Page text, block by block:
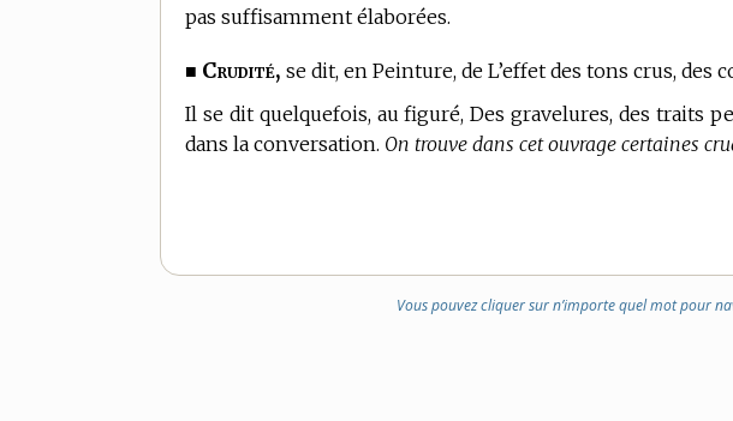
pas suffisamment élaborées.
■ Crudité, se dit, en Peinture, de L’effet des tons crus, des
Il se dit quelquefois, au figuré, Des gravelures, des traits
dans la conversation. On trouve dans cet ouvrage certaines
Vous pouvez cliquer sur n’importe quel mot pour